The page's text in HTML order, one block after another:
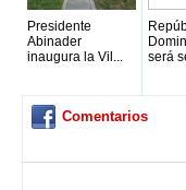
Presidente
Abinader
inaugura la Vil...
será
Comentarios